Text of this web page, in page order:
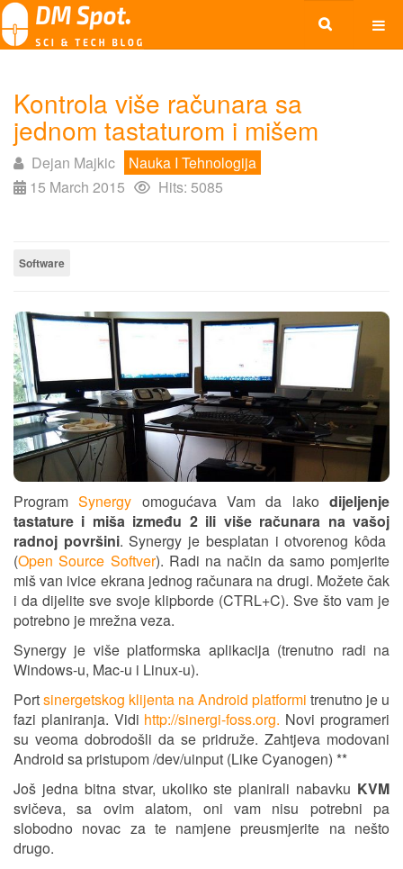
Kontrola više računara sa
jednom tastaturom i mišem
Dejan Majkic
Nauka I Tehnologija
15 March 2015
Hits: 5085
Software
ProgramSynergy omogućava Vam da lakodijeljenje
tastature i miša između 2 ili više računara na vašoj
radnoj površini. Synergy je besplatan i otvorenog kôda
(Open Source Softver). Radi na način da samo pomjerite
miš van ivice ekrana jednog računara na drugi. Možete čak
i da dijelite sve svoje klipborde (CTRL+C). Sve što vam je
potrebno je mrežna veza.
Synergy je više platformska aplikacija (trenutno radi na
Windows-u, Mac-u i Linux-u).
Portsinergetskog klijenta na Android platformi trenutno je u
fazi planiranja. Vidi http://sinergi-foss.org. Novi programeri
su veoma dobrodošli da se pridruže. Zahtjeva modovani
Android sa pristupom /dev/uinput (Like Cyanogen) **
Još jedna bitna stvar, ukoliko ste planirali nabavku KVM
svičeva, sa ovim alatom, oni vam nisu potrebni pa
slobodno novac za te namjene preusmjerite na nešto
drugo.